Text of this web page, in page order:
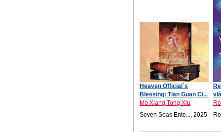
Heaven Official´s
Blessing: Tian Guan Ci...
Mo Xiang Tong Xiu
Seven Seas Ente..., 2025